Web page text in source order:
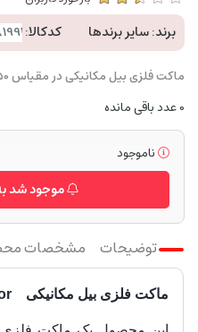
برند:سایر برندها کدکالا:
ماکت فلزی بیل مکانیکی در مقیاس 1:50 اندازه واقعی tractor shovel
0عدد باقی مانده
ناموجود
موجود شد
توضیحات مشخصات
ماکت فلزی بیل مکانیکی